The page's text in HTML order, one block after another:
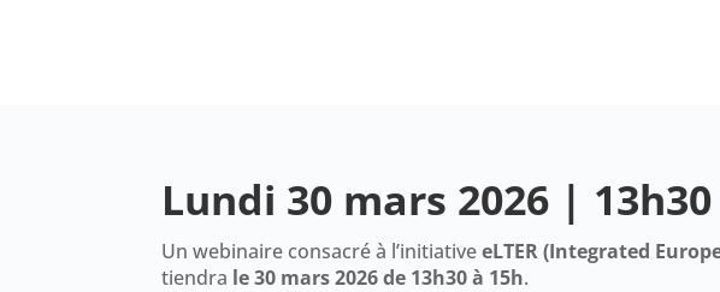
Lundi 30 mars 2026 | 13h30
Un webinaire consacré à l’initiativeeLTER (Integrated
tiendra le 30 mars 2026 de 13h30 à 15h.